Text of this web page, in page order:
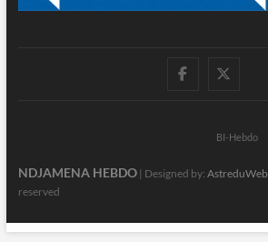
facebook
BI-Hebdo
NDJAMENA HEBDO| Designed by: AstreduWeb
reserved